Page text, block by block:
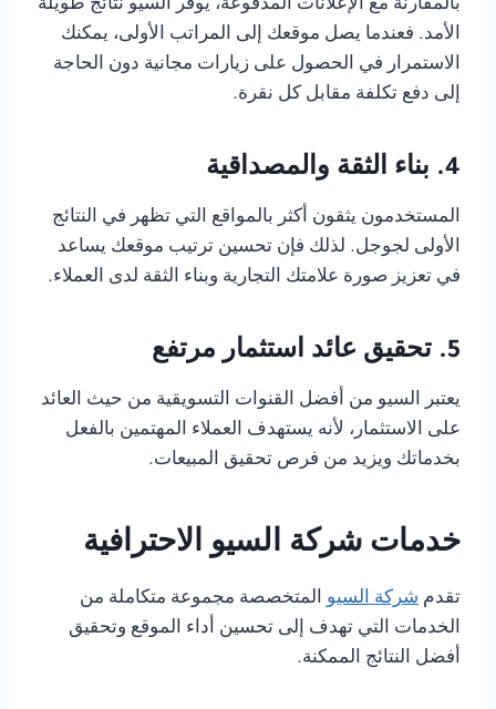
بالمقارنة مع الإعلانات المدفوعة، يوفر السيو نتائج طويلة
الأمد. فعندما يصل موقعك إلى المراتب الأولى، يمكنك
الاستمرار في الحصول على زيارات مجانية دون الحاجة
إلى دفع تكلفة مقابل كل نقرة.
4. بناء الثقة والمصداقية
المستخدمون يثقون أكثر بالمواقع التي تظهر في النتائج
الأولى لجوجل. لذلك فإن تحسين ترتيب موقعك يساعد
في تعزيز صورة علامتك التجارية وبناء الثقة لدى العملاء.
5. تحقيق عائد استثمار مرتفع
يعتبر السيو من أفضل القنوات التسويقية من حيث العائد
على الاستثمار، لأنه يستهدف العملاء المهتمين بالفعل
بخدماتك ويزيد من فرص تحقيق المبيعات.
خدمات شركة السيو الاحترافية
تقدم شركة السيو المتخصصة مجموعة متكاملة من
الخدمات التي تهدف إلى تحسين أداء الموقع وتحقيق
أفضل النتائج الممكنة.